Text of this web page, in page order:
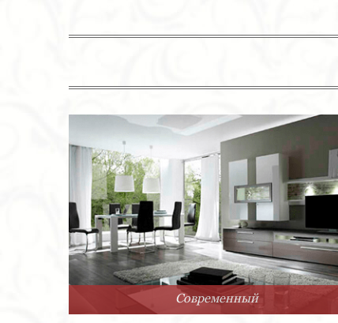
Современный